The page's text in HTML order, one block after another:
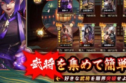
クターは豪華声優陣による録り下ろ
報酬、無料受領
録するとプレゼントがもらえる、最
くって一気に強くなろう!!